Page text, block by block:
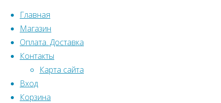
Перейти к содержимому
Главная
Магазин
Оплата. Доставка
Контакты
Карта сайта
Вход
Корзина
Что искать: